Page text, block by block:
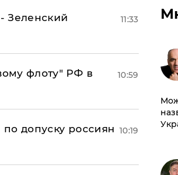
Зеленский
11:33
флоту" РФ в
10:59
допуску россиян 10:19